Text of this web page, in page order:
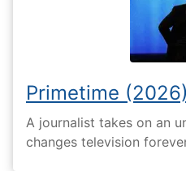
Primetime (2026)
A journalist takes on an
changes television